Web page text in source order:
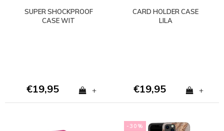
SUPER SHOCKPROOF
CASE WIT
€19,95 +
CARD HOLDER CASE
LILA
€19,95 +
-30%